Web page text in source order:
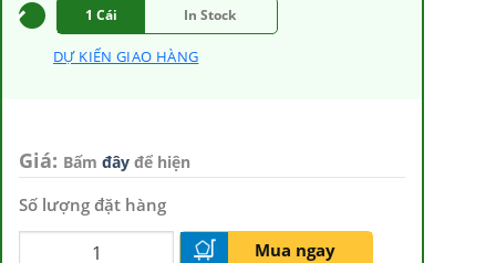
1 Cái In Stock
DỰ KIẾN GIAO HÀNG
Giá: Bấm đây để hiện
Số lượng đặt hàng
Mua ngay